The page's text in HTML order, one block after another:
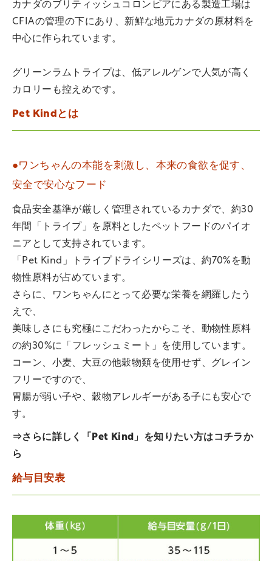
カナダのブリティッシュコロンビアにある製造工場は
CFIAの管理の下にあり、新鮮な地元カナダの原材料を
中心に作られています。
グリーンラムトライプは、低アレルゲンで人気が高く
カロリーも控えめです。
Pet Kindとは
●ワンちゃんの本能を刺激し、本来の食欲を促す、
安全で安心なフード
食品安全基準が厳しく管理されているカナダで、約30
年間「トライプ」を原料としたペットフードのパイオ
ニアとして支持されています。
「Pet Kind」トライプドライシリーズは、約70%を動
物性原料が占めています。
さらに、ワンちゃんにとって必要な栄養を網羅したう
えで、
美味しさにも究極にこだわったからこそ、動物性原料
の約30%に「フレッシュミート」を使用しています。
コーン、小麦、大豆の他穀物類を使用せず、グレイン
フリーですので、
胃腸が弱い子や、穀物アレルギーがある子にも安心で
す。
⇒さらに詳しく「Pet Kind」を知りたい方はコチラか
ら
給与目安表